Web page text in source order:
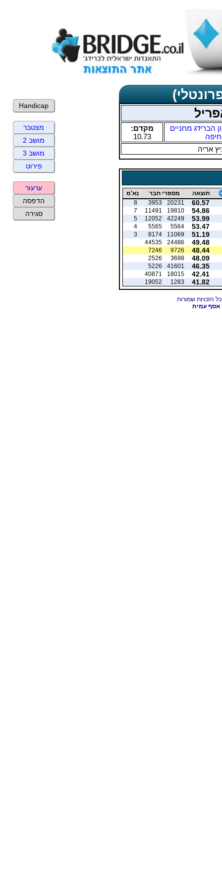
הברידג מחניים
חיפה
מקדם:
10.73
אריה
תוצאה מספרי חבר נא'מ
60.57
20231
3953
8
54.86
19810
11491
7
53.99
42249
12052
5
53.47
5564
5565
4
51.19
11069
8174
3
49.48
24486
44535
48.44
9726
7246
48.09
3698
2526
46.35
41601
5226
42.41
18015
40871
41.82
1283
19052
אסף עמית
Handicap
מצטבר
מושב 2
מושב 3
פירוט
ערעור
הדפסה
סגירה